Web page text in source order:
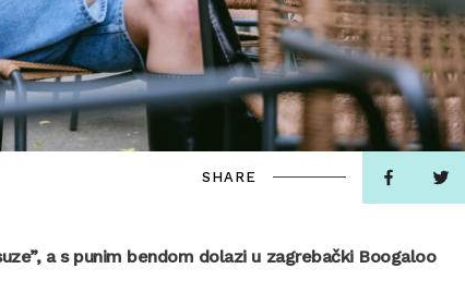
SHARE
a s punim bendom dolazi u zagrebački Boogaloo